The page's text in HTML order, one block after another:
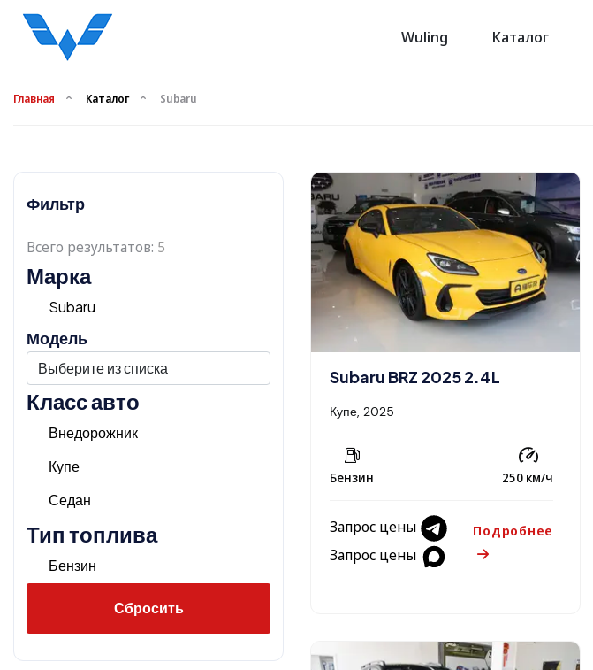
Wuling Каталог
Главная Каталог Subaru
Фильтр
Всего результатов: 5
Марка
Subaru
Модель
Класс авто
Внедорожник
Купе
Седан
Тип топлива
Бензин
Сбросить
Subaru BRZ 2025 2.4L
Купе, 2025
Бензин 250 км/ч
Запрос цены
Запрос цены
Подробнее